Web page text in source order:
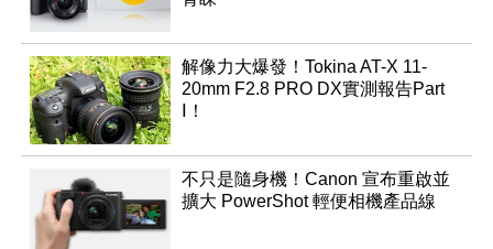
解像力大爆發！Tokina AT-X 11-
20mm F2.8 PRO DX實測報告Part
Ⅰ！
不只是隨身機！Canon 宣布重啟並
擴大 PowerShot 輕便相機產品線